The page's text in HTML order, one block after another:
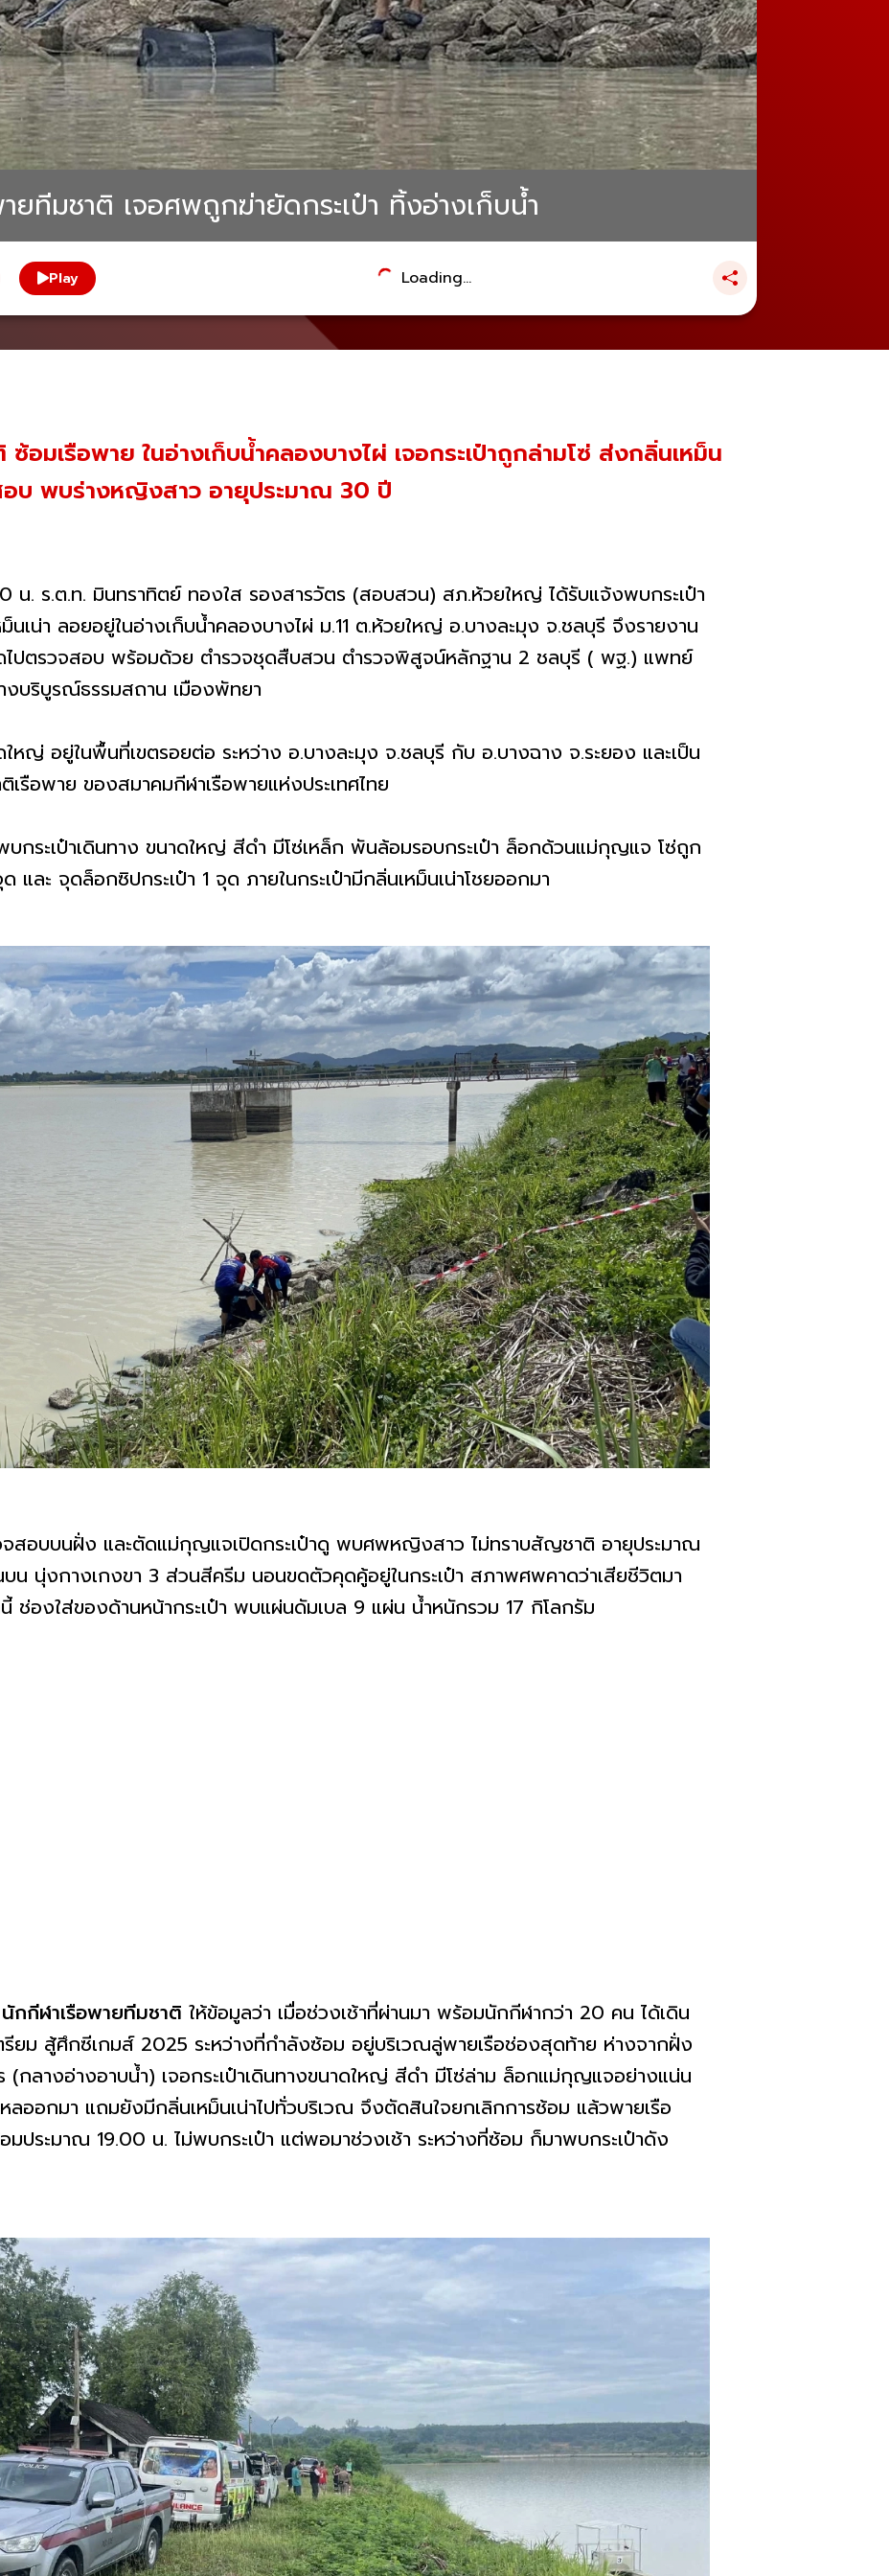
ทีมชาติ เจอศพถูกฆ่ายัดกระเป๋า ทิ้งอ่างเก็บน้ำ
Play Loading...
อมเรือพาย ในอ่างเก็บน้ำคลองบางไผ่ เจอกระเป๋าถูกล่ามโซ่ ส่งกลิ่นเหม็น
อบ พบร่างหญิงสาว อายุประมาณ 30 ปี
น. ร.ต.ท. มินทราทิตย์ ทองใส รองสารวัตร (สอบสวน) สภ.ห้วยใหญ่ ได้รับแจ้งพบกระเป๋า
นเน่า ลอยอยู่ในอ่างเก็บน้ำคลองบางไผ่ ม.11 ต.ห้วยใหญ่ อ.บางละมุง จ.ชลบุรี จึงรายงาน
ไปตรวจสอบ พร้อมด้วย ตำรวจชุดสืบสวน ตำรวจพิสูจน์หลักฐาน 2 ชลบุรี ( พฐ.) แพทย์
งบริบูรณ์ธรรมสถาน เมืองพัทยา
ใหญ่ อยู่ในพื้นที่เขตรอยต่อ ระหว่าง อ.บางละมุง จ.ชลบุรี กับ อ.บางฉาง จ.ระยอง และเป็น
รือพาย ของสมาคมกีฬาเรือพายแห่งประเทศไทย
กระเป๋าเดินทาง ขนาดใหญ่ สีดำ มีโซ่เหล็ก พันล้อมรอบกระเป๋า ล็อกด้วนแม่กุญแจ โซ่ถูก
และ จุดล็อกซิปกระเป๋า 1 จุด ภายในกระเป๋ามีกลิ่นเหม็นเน่าโชยออกมา
วจสอบบนฝั่ง และตัดแม่กุญแจเปิดกระเป๋าดู พบศพหญิงสาว ไม่ทราบสัญชาติ อายุประมาณ
น นุ่งกางเกงขา 3 ส่วนสีครีม นอนขดตัวคุดคู้อยู่ในกระเป๋า สภาพศพคาดว่าเสียชีวิตมา
ช่องใส่ของด้านหน้ากระเป๋า พบแผ่นดัมเบล 9 แผ่น น้ำหนักรวม 17 กิโลกรัม
กกีฬาเรือพายทีมชาติ ให้ข้อมูลว่า เมื่อช่วงเช้าที่ผ่านมา พร้อมนักกีฬากว่า 20 คน ได้เดิน
รียม สู้ศึกซีเกมส์ 2025 ระหว่างที่กำลังซ้อม อยู่บริเวณลู่พายเรือช่องสุดท้าย ห่างจากฝั่ง
กลางอ่างอาบน้ำ) เจอกระเป๋าเดินทางขนาดใหญ่ สีดำ มีโซ่ล่าม ล็อกแม่กุญแจอย่างแน่น
ลออกมา แถมยังมีกลิ่นเหม็นเน่าไปทั่วบริเวณ จึงตัดสินใจยกเลิกการซ้อม แล้วพายเรือ
มประมาณ 19.00 น. ไม่พบกระเป๋า แต่พอมาช่วงเช้า ระหว่างที่ซ้อม ก็มาพบกระเป๋าดัง